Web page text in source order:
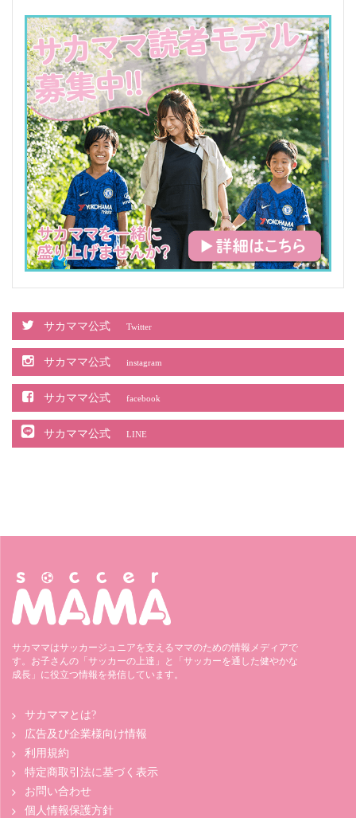
サカママ公式 Twitter
サカママ公式 instagram
サカママ公式 facebook
サカママ公式 LINE
サカママはサッカージュニアを支えるママのための情報メディアで
す。お子さんの「サッカーの上達」と「サッカーを通した健やかな
成長」に役立つ情報を発信しています。
サカママとは?
広告及び企業様向け情報
利用規約
特定商取引法に基づく表示
お問い合わせ
個人情報保護方針